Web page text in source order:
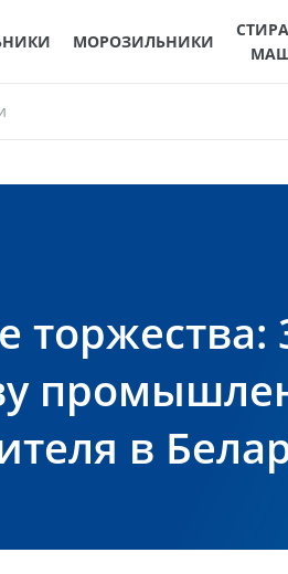
МОРОЗИЛЬНИКИ
торжества:
в